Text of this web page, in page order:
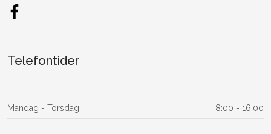
Telefontider
Mandag​ - Torsdag 8:00 - 16:00​